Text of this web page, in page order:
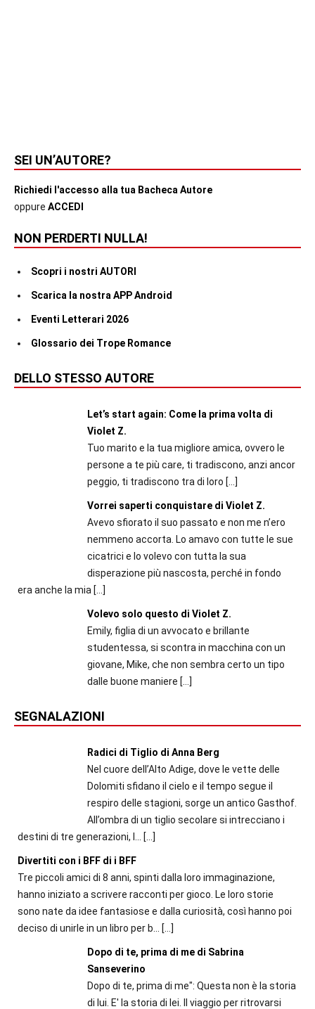
SEI UN’AUTORE?
Richiedi l'accesso alla tua Bacheca Autore
oppure ACCEDI
NON PERDERTI NULLA!
Scopri i nostri AUTORI
Scarica la nostra APP Android
Eventi Letterari 2026
Glossario dei Trope Romance
DELLO STESSO AUTORE
Let’s start again: Come la prima volta di
Violet Z.
Tuo marito e la tua migliore amica, ovvero le
persone a te più care, ti tradiscono, anzi ancor
peggio, ti tradiscono tra di loro […]
Vorrei saperti conquistare di Violet Z.
Avevo sfiorato il suo passato e non me n’ero
nemmeno accorta. Lo amavo con tutte le sue
cicatrici e lo volevo con tutta la sua
disperazione più nascosta, perché in fondo
era anche la mia […]
Volevo solo questo di Violet Z.
Emily, figlia di un avvocato e brillante
studentessa, si scontra in macchina con un
giovane, Mike, che non sembra certo un tipo
dalle buone maniere […]
SEGNALAZIONI
Radici di Tiglio di Anna Berg
Nel cuore dell’Alto Adige, dove le vette delle
Dolomiti sfidano il cielo e il tempo segue il
respiro delle stagioni, sorge un antico Gasthof.
All’ombra di un tiglio secolare si intrecciano i
destini di tre generazioni, l...
[…]
Divertiti con i BFF di i BFF
Tre piccoli amici di 8 anni, spinti dalla loro immaginazione,
hanno iniziato a scrivere racconti per gioco. Le loro storie
sono nate da idee fantasiose e dalla curiosità, così hanno poi
deciso di unirle in un libro per b...
[…]
Dopo di te, prima di me di Sabrina
Sanseverino
Dopo di te, prima di me": Questa non è la storia
di lui. E' la storia di lei. Il viaggio per ritrovarsi